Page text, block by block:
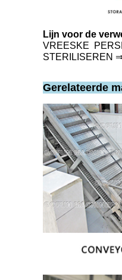
Lijn voor de
VREESKE
STERILISEREN
Gerelateerde